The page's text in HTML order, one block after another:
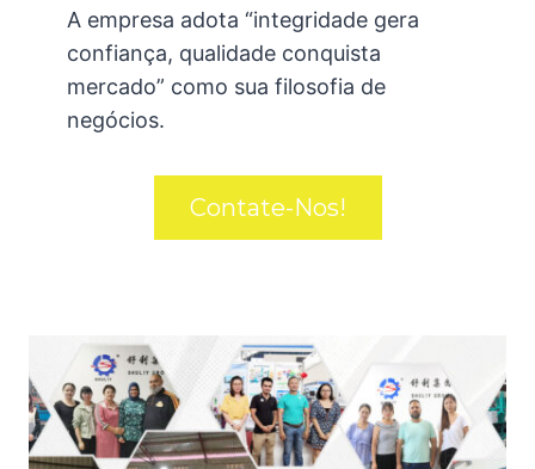
A empresa adota “integridade gera
confiança, qualidade conquista
mercado” como sua filosofia de
negócios.
Contate-Nos!